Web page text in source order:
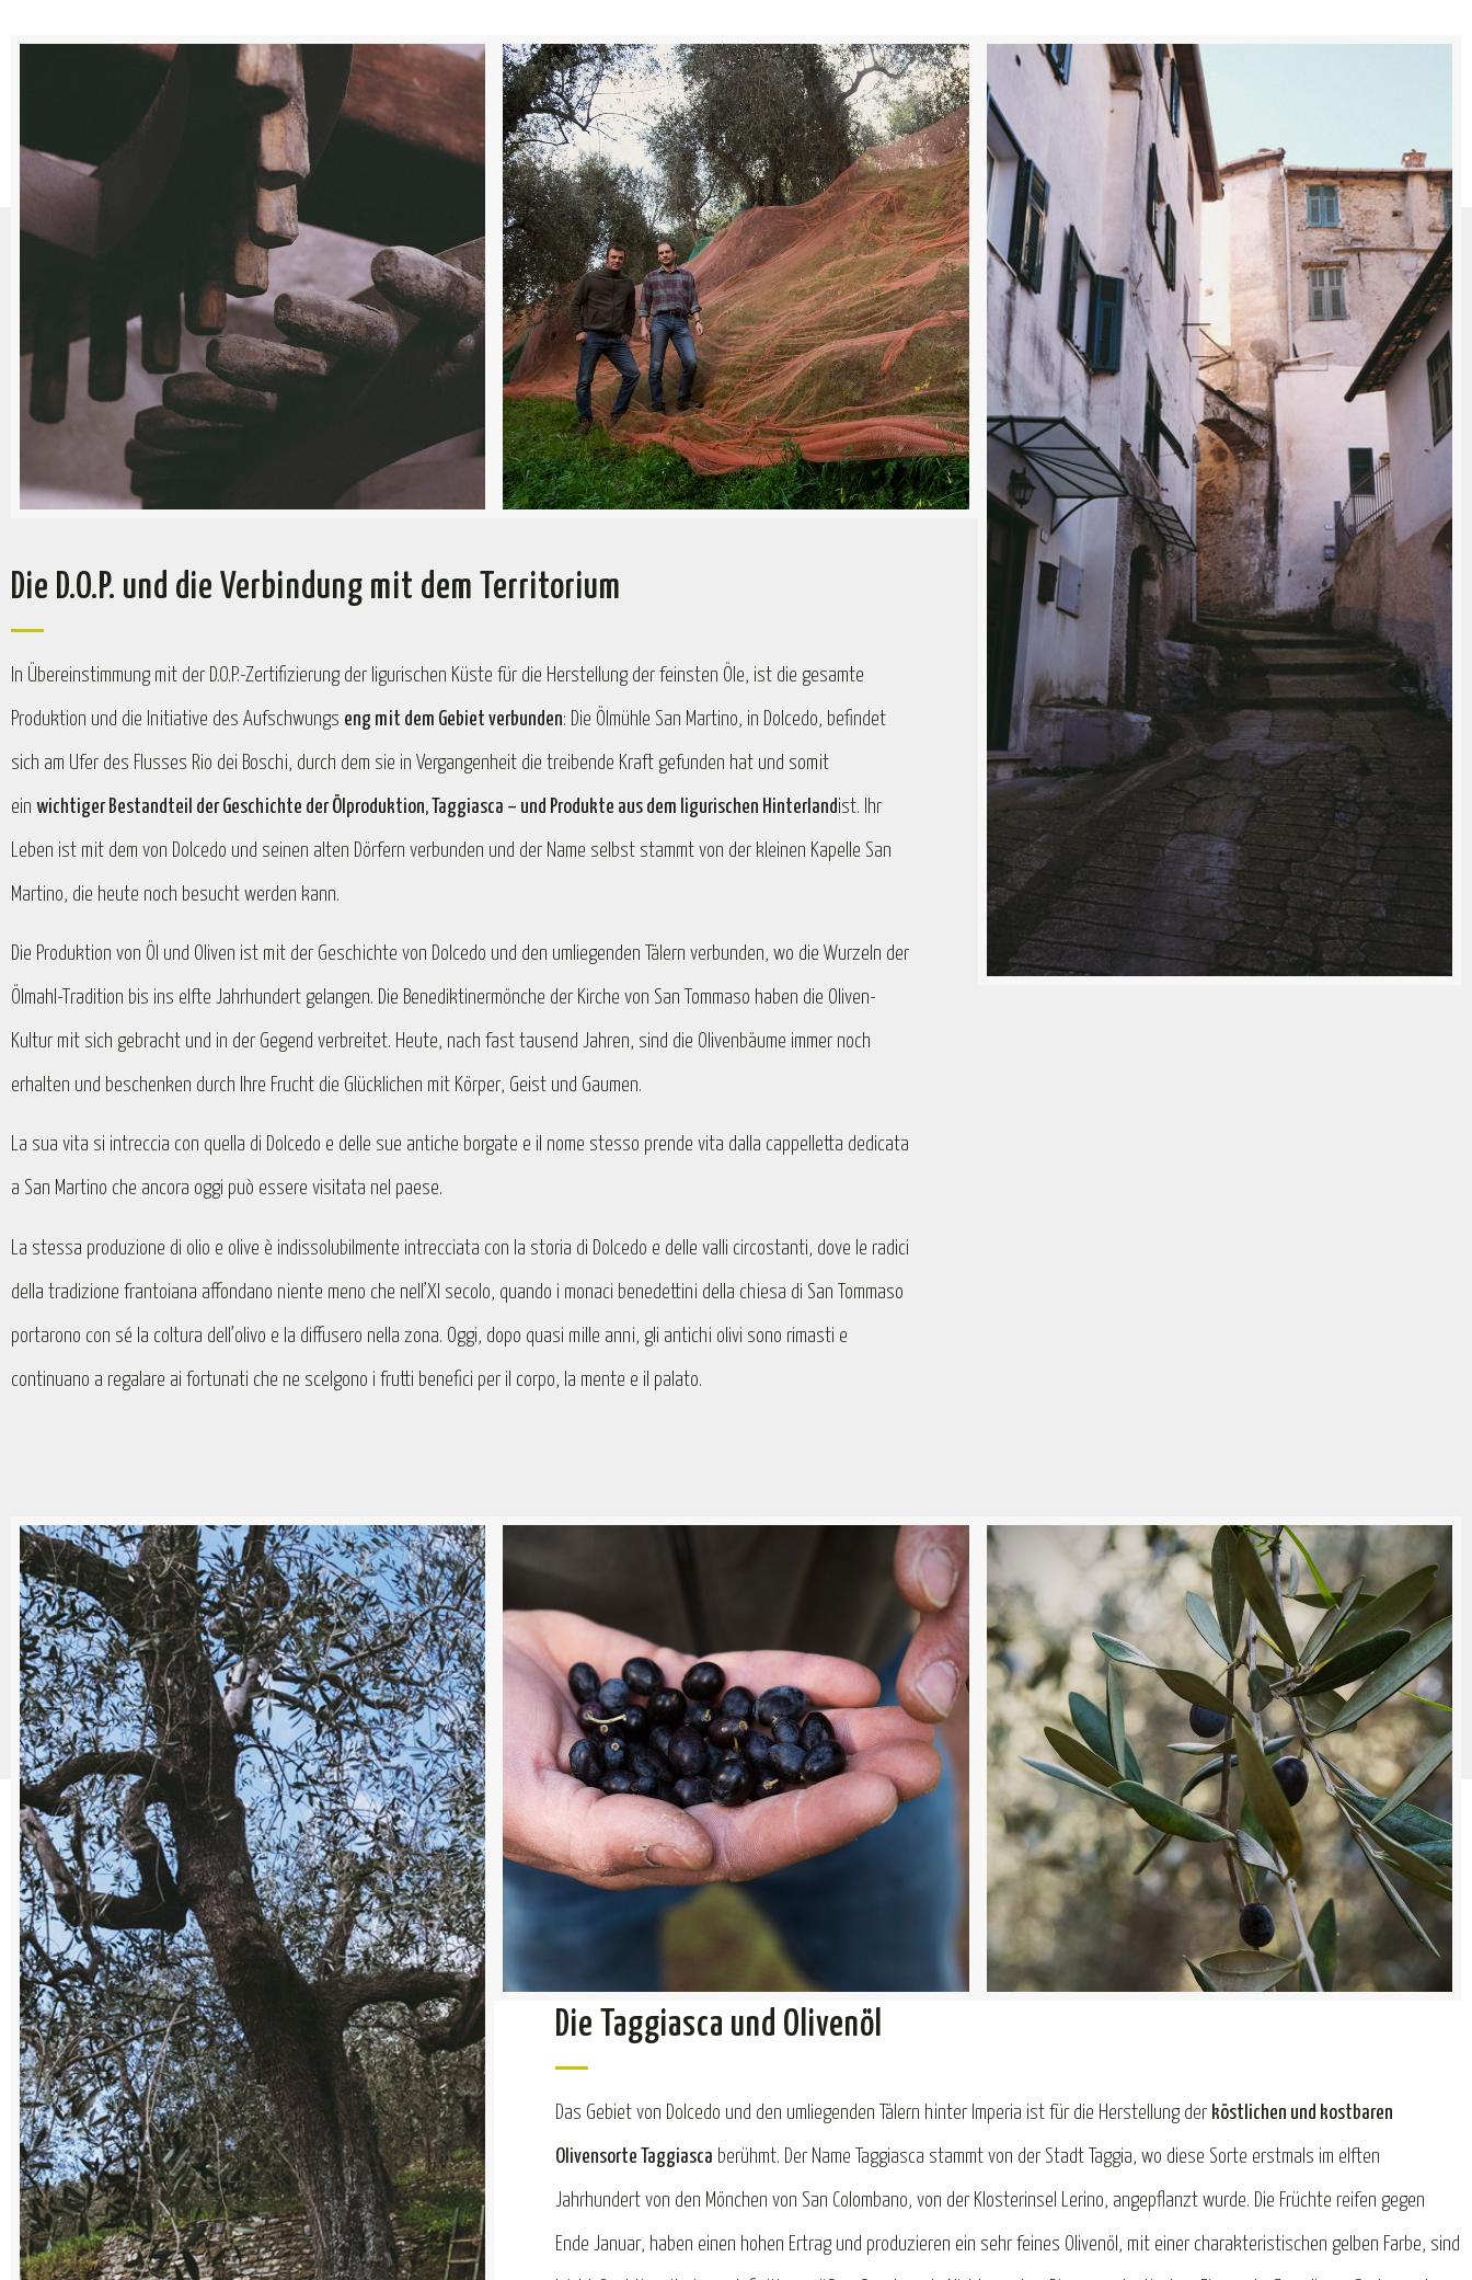
Die D.O.P. und die Verbindung mit dem Territorium
In Übereinstimmung mit der D.O.P.-Zertifizierung der ligurischen Küste für die Herstellung der feinsten Öle, ist die gesamte
Produktion und die Initiative des Aufschwungs eng mit dem Gebiet verbunden: Die Ölmühle San Martino, in Dolcedo, befindet
sich am Ufer des Flusses Rio dei Boschi, durch dem sie in Vergangenheit die treibende Kraft gefunden hat und somit
ein wichtiger Bestandteil der Geschichte der Ölproduktion, Taggiasca – und Produkte aus dem ligurischen Hinterlandist. Ihr
Leben ist mit dem von Dolcedo und seinen alten Dörfern verbunden und der Name selbst stammt von der kleinen Kapelle San
Martino, die heute noch besucht werden kann.
Die Produktion von Öl und Oliven ist mit der Geschichte von Dolcedo und den umliegenden Tälern verbunden, wo die Wurzeln der
Ölmahl-Tradition bis ins elfte Jahrhundert gelangen. Die Benediktinermönche der Kirche von San Tommaso haben die Oliven-
Kultur mit sich gebracht und in der Gegend verbreitet. Heute, nach fast tausend Jahren, sind die Olivenbäume immer noch
erhalten und beschenken durch Ihre Frucht die Glücklichen mit Körper, Geist und Gaumen.
La sua vita si intreccia con quella di Dolcedo e delle sue antiche borgate e il nome stesso prende vita dalla cappelletta dedicata
a San Martino che ancora oggi può essere visitata nel paese.
La stessa produzione di olio e olive è indissolubilmente intrecciata con la storia di Dolcedo e delle valli circostanti, dove le radici
della tradizione frantoiana affondano niente meno che nell’XI secolo, quando i monaci benedettini della chiesa di San Tommaso
portarono con sé la coltura dell’olivo e la diffusero nella zona. Oggi, dopo quasi mille anni, gli antichi olivi sono rimasti e
continuano a regalare ai fortunati che ne scelgono i frutti benefici per il corpo, la mente e il palato.
Die Taggiasca und Olivenöl
Das Gebiet von Dolcedo und den umliegenden Tälern hinter Imperia ist für die Herstellung der köstlichen und kostbaren
Olivensorte Taggiasca berühmt. Der Name Taggiasca stammt von der Stadt Taggia, wo diese Sorte erstmals im elften
Jahrhundert von den Mönchen von San Colombano, von der Klosterinsel Lerino, angepflanzt wurde. Die Früchte reifen gegen
Ende Januar, haben einen hohen Ertrag und produzieren ein sehr feines Olivenöl, mit einer charakteristischen gelben Farbe, sind